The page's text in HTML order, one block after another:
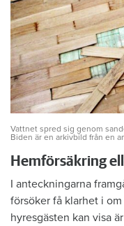
Vattnet spred sig genom
Biden är en arkivbild från en
Hemförsäkring
I anteckningarna
försöker få klarhet i
hyresgästen kan visa